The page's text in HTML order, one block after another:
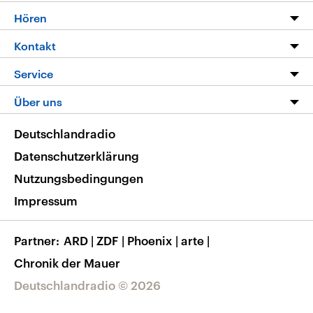
Programm
Die Nachrichten
Nachrichtenleicht
Neue Beiträge auf dlf.de
Hören
Livestream
Podcasts
Deutschlandfunk App
Nachrichten App
Frequenzen
Kontakt
Hörerservice
Service
FAQ
Veranstaltungen
Musikliste
RSS
Über uns
Barrierefreiheit
Deutschlandradio © 2026
Deutschlandradio
Datenschutzerklärung
Nutzungsbedingungen
Impressum
Partner ARD | ZDF | Phoenix | arte |
Chronik der Mauer